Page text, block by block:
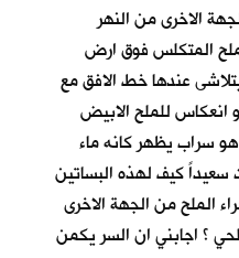
الاخرى من النهر
المتكلس فوق ارض
عندها خط الافق مع
انعكاس للملح الابيض
سراب يظهر كانه ماء
كيف لهذه البساتين
الملح من الجهة الاخرى
؟ اجابني ان السر يكمن